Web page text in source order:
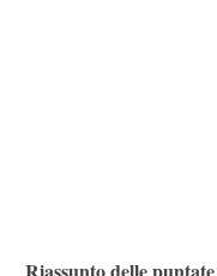
Riassunto delle